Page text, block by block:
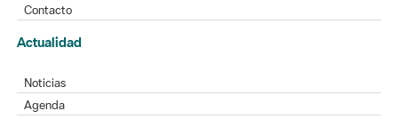
Contacto
Actualidad
Noticias
Agenda